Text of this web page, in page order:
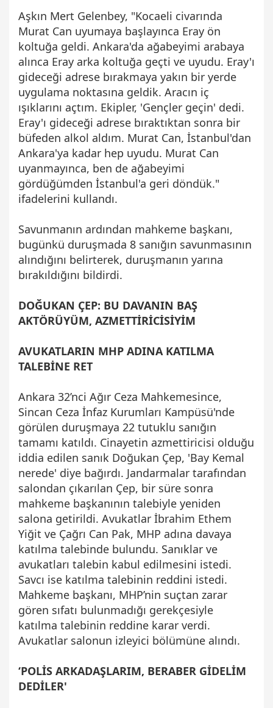
Aşkın Mert Gelenbey, "Kocaeli civarında
Murat Can uyumaya başlayınca Eray ön
koltuğa geldi. Ankara'da ağabeyimi arabaya
alınca Eray arka koltuğa geçti ve uyudu. Eray'ı
gideceği adrese bırakmaya yakın bir yerde
uygulama noktasına geldik. Aracın iç
ışıklarını açtım. Ekipler, 'Gençler geçin' dedi.
Eray'ı gideceği adrese bıraktıktan sonra bir
büfeden alkol aldım. Murat Can, İstanbul'dan
Ankara'ya kadar hep uyudu. Murat Can
uyanmayınca, ben de ağabeyimi
gördüğümden İstanbul'a geri döndük."
ifadelerini kullandı.
Savunmanın ardından mahkeme başkanı,
bugünkü duruşmada 8 sanığın savunmasının
alındığını belirterek, duruşmanın yarına
bırakıldığını bildirdi.
DOĞUKAN ÇEP: BU DAVANIN BAŞ
AKTÖRÜYÜM, AZMETTİRİCİSİYİM
AVUKATLARIN MHP ADINA KATILMA
TALEBİNE RET
Ankara 32’nci Ağır Ceza Mahkemesince,
Sincan Ceza İnfaz Kurumları Kampüsü'nde
görülen duruşmaya 22 tutuklu sanığın
tamamı katıldı. Cinayetin azmettiricisi olduğu
iddia edilen sanık Doğukan Çep, 'Bay Kemal
nerede' diye bağırdı. Jandarmalar tarafından
salondan çıkarılan Çep, bir süre sonra
mahkeme başkanının talebiyle yeniden
salona getirildi. Avukatlar İbrahim Ethem
Yiğit ve Çağrı Can Pak, MHP adına davaya
katılma talebinde bulundu. Sanıklar ve
avukatları talebin kabul edilmesini istedi.
Savcı ise katılma talebinin reddini istedi.
Mahkeme başkanı, MHP’nin suçtan zarar
gören sıfatı bulunmadığı gerekçesiyle
katılma talebinin reddine karar verdi.
Avukatlar salonun izleyici bölümüne alındı.
‘POLİS ARKADAŞLARIM, BERABER GİDELİM
DEDİLER'